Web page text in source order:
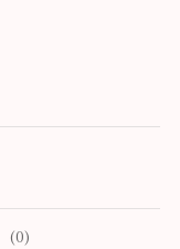
(0)